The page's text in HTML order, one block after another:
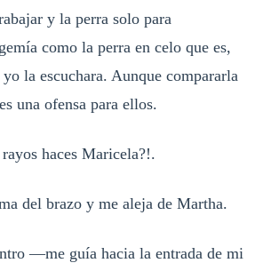
y la perra solo para
como la perra en celo que es,
la escuchara. Aunque compararla
una ofensa para ellos.
haces Maricela?!.
del brazo y me aleja de Martha.
—me guía hacia la entrada de mi